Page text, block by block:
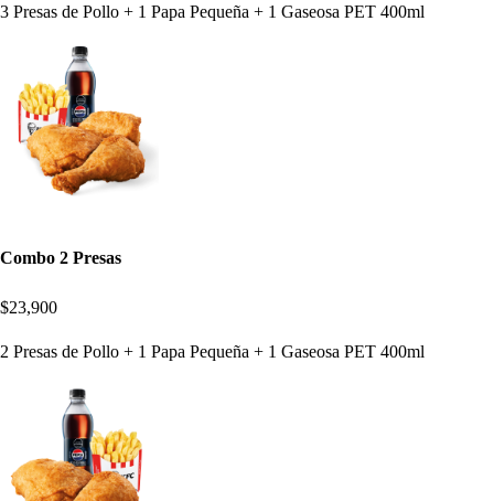
3 Presas de Pollo + 1 Papa Pequeña + 1 Gaseosa PET 400ml
Combo 2 Presas
$23,900
2 Presas de Pollo + 1 Papa Pequeña + 1 Gaseosa PET 400ml